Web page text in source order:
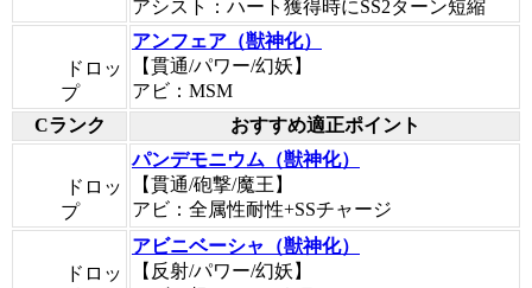
アシスト：ハート獲得時にSS2ターン短縮
ドロッ
プ
アンフェア（獣神化）
【貫通/パワー/幻妖】
アビ：MSM
Cランク
おすすめ適正ポイント
ドロッ
プ
パンデモニウム（獣神化）
【貫通/砲撃/魔王】
アビ：全属性耐性+SSチャージ
ドロッ
アビニベーシャ（獣神化）
【反射/パワー/幻妖】